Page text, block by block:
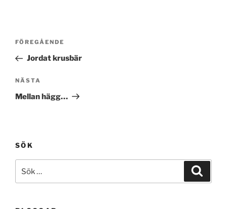
Inläggsnavigering
Föregående
inlägg
FÖREGÅENDE
Jordat krusbär
Nästa
inlägg
NÄSTA
Mellan hägg…
SÖK
efter: